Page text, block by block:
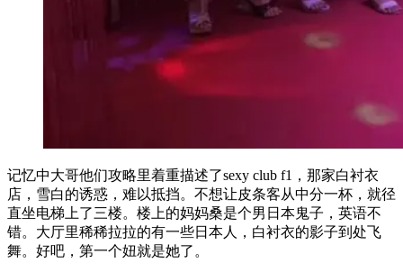
记忆中大哥他们攻略里着重描述了sexy club f1，那家白衬衣
店，雪白的诱惑，难以抵挡。不想让皮条客从中分一杯，就径
直坐电梯上了三楼。楼上的妈妈桑是个男日本鬼子，英语不
错。大厅里稀稀拉拉的有一些日本人，白衬衣的影子到处飞
舞。好吧，第一个妞就是她了。